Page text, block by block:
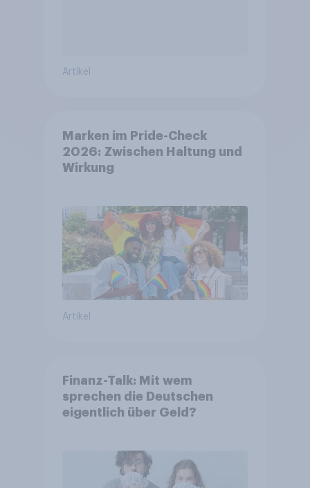
Artikel
Marken im Pride-Check
2026: Zwischen Haltung und
Wirkung
Artikel
Finanz-Talk: Mit wem
sprechen die Deutschen
eigentlich über Geld?